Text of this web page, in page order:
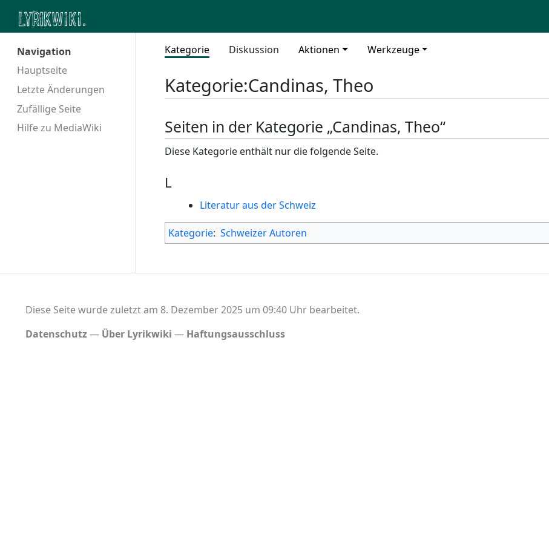
Navigation
Hauptseite
Letzte Änderungen
Zufällige Seite
Hilfe zu MediaWiki
Kategorie Diskussion Aktionen Werkzeuge
Kategorie:Candinas, Theo
Seiten in der Kategorie „Candinas, Theo“
Diese Kategorie enthält nur die folgende Seite.
L
Literatur aus der Schweiz
Kategorie: Schweizer Autoren
Diese Seite wurde zuletzt am 8. Dezember 2025 um 09:40 Uhr bearbeitet.
Datenschutz
Über Lyrikwiki Haftungsausschluss